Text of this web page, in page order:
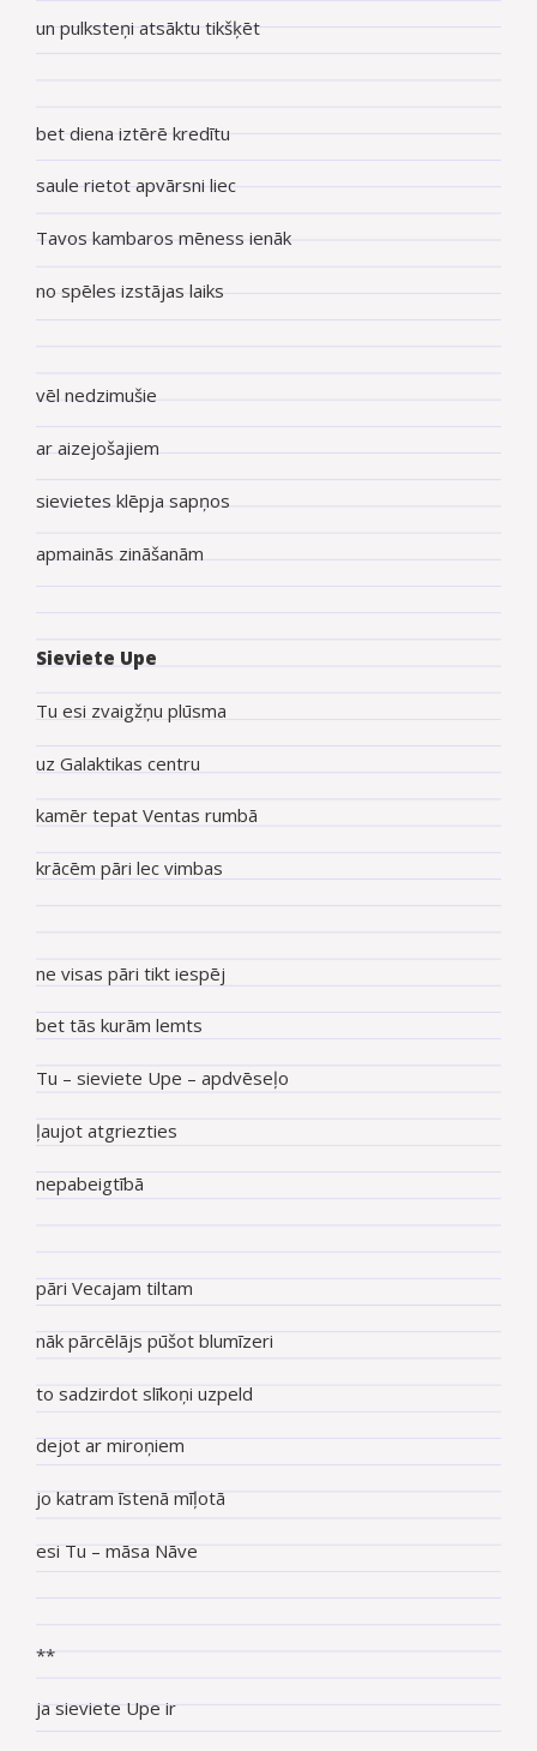
un pulksteņi atsāktu tikšķēt
bet diena iztērē kredītu
saule rietot apvārsni liec
Tavos kambaros mēness ienāk
no spēles izstājas laiks
vēl nedzimušie
ar aizejošajiem
sievietes klēpja sapņos
apmainās zināšanām
Sieviete Upe
Tu esi zvaigžņu plūsma
uz Galaktikas centru
kamēr tepat Ventas rumbā
krācēm pāri lec vimbas
ne visas pāri tikt iespēj
bet tās kurām lemts
Tu – sieviete Upe – apdvēseļo
ļaujot atgriezties
nepabeigtībā
pāri Vecajam tiltam
nāk pārcēlājs pūšot blumīzeri
to sadzirdot slīkoņi uzpeld
dejot ar miroņiem
jo katram īstenā mīļotā
esi Tu – māsa Nāve
**
ja sieviete Upe ir